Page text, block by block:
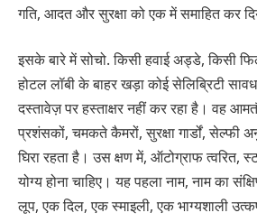
गति, आदत और सुरक्षा को एक में समाहित कर
इसके बारे में सोचो. किसी हवाई अड्डे, किसी
होटल लॉबी के बाहर खड़ा कोई सेलिब्रिटी
दस्तावेज़ पर हस्ताक्षर नहीं कर रहा है। वह
प्रशंसकों, चमकते कैमरों, सुरक्षा गार्डों, सेल्फी
घिरा रहता है। उस क्षण में, ऑटोग्राफ त्वरित,
योग्य होना चाहिए। यह पहला नाम, नाम का
लूप, एक दिल, एक स्माइली, एक भाग्यशाली